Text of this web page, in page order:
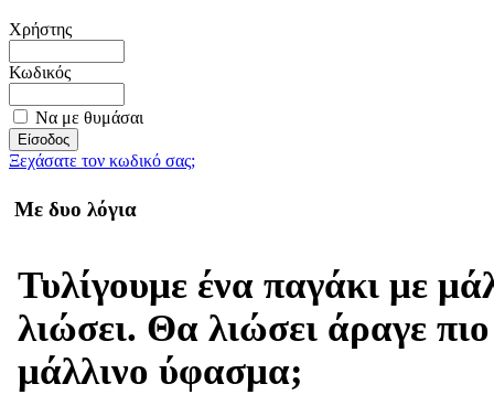
Χρήστης
Κωδικός
Να με θυμάσαι
Ξεχάσατε τον κωδικό σας;
Με δυο λόγια
Τυλίγουμε ένα παγάκι με
λιώσει. Θα λιώσει άραγε
μάλλινο ύφασμα;